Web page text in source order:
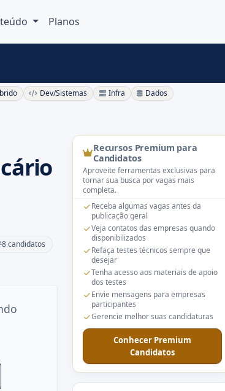
Planos
Dev/Sistemas Infra Dados
8 candidatos
Recursos Premium para
Candidatos
Aproveite ferramentas exclusivas para
tornar sua busca por vagas mais
completa.
Receba algumas vagas antes da
publicação geral
Veja contatos das empresas quando
disponibilizados
Refaça testes técnicos sempre que
desejar
Tenha acesso aos materiais de apoio
dos testes
Envie mensagens para empresas
participantes
Gerencie melhor suas candidaturas
Conhecer Premium
Candidatos